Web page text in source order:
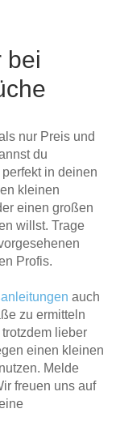
bei
nur Preis und
du
in deinen
kleinen
einen großen
willst. Trage
Profis.
auch
zu ermitteln
lieber
einen kleinen
nutzen. Melde
freuen uns auf